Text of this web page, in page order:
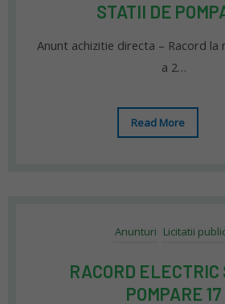
STATII DE
Anunt achizitie directa – Racord la
a 2…
Read More
Anunturi Licitatii
RACORD ELECTRIC
POMPARE 17